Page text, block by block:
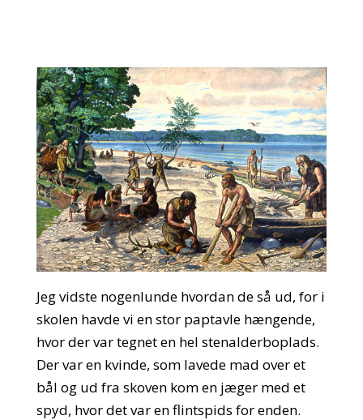
Jeg vidste nogenlunde hvordan de så ud, for i
skolen havde vi en stor paptavle hængende,
hvor der var tegnet en hel stenalderboplads.
Der var en kvinde, som lavede mad over et
bål og ud fra skoven kom en jæger med et
spyd, hvor det var en flintspids for enden.